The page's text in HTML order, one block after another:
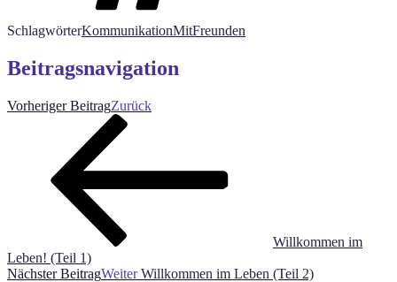
SchlagwörterKommunikationMitFreunden
Beitragsnavigation
Vorheriger BeitragZurück
Willkommen im
Leben! (Teil 1)
Nächster BeitragWeiter Willkommen im Leben (Teil 2)